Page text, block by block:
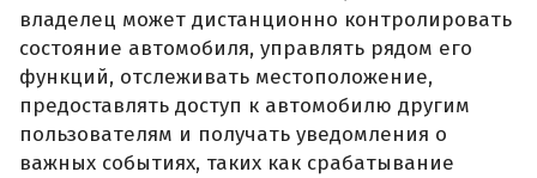
владелец может дистанционно контролировать
состояние автомобиля, управлять рядом его
функций, отслеживать местоположение,
предоставлять доступ к автомобилю другим
пользователям и получать уведомления о
важных событиях, таких как срабатывание